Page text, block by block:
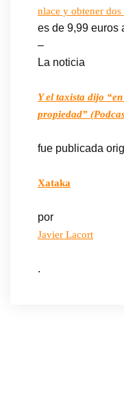
nlace y obtener dos
es de 9,99 euros
–
La noticia
Y el taxista dijo
propiedad”
fue publicada
Xataka
por
Javier Lacort
.